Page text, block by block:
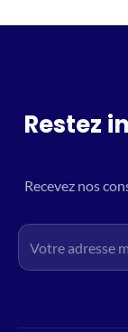
Restez
Recevez nos